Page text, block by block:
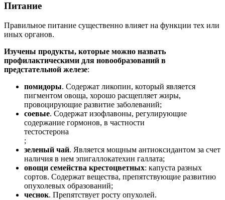
Питание
Правильное питание существенно влияет на функции тех или
иных органов.
Изучены продукты, которые можно назвать
профилактическими для новообразований в
предстательной железе:
помидоры. Содержат ликопин, который является
пигментом овоща, хорошо расщепляет жиры,
провоцирующие развитие заболеваний;
соевые. Содержат изофлавоны, регулирующие
содержание гормонов, в частности
тестостерона
;
зеленый чай. Является мощным антиоксидантом за счет
наличия в нем эпигаллокатехин галлата;
овощи семейства крестоцветных: капуста разных
сортов. Содержат вещества, препятствующие развитию
опухолевых образований;
чеснок. Препятствует росту опухолей.